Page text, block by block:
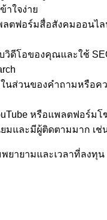
าใจง่าย
อร์มสื่อสังคมออนไลน์
ดีโอของคุณและใช้
ส่วนของคำถามหรือค
หรือแพลตฟอร์ม
ยมและมีผู้ติดตามมาก
พยายามและเวลาที่ล